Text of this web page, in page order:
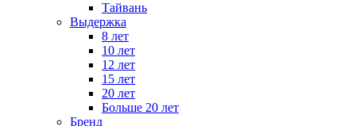
Тайвань
Выдержка
8 лет
10 лет
12 лет
15 лет
20 лет
Больше 20 лет
Бренд